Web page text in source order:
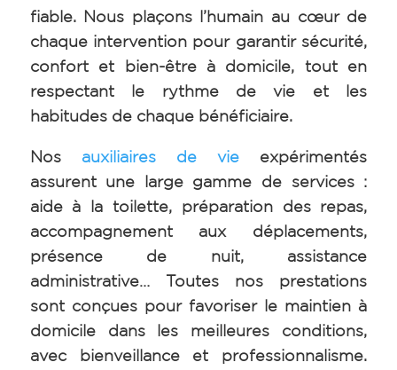
fiable. Nous plaçons l’humain au cœur de
chaque intervention pour garantir sécurité,
confort et bien-être à domicile, tout en
respectant le rythme de vie et les
habitudes de chaque bénéficiaire.
Nos auxiliaires de vie expérimentés
assurent une large gamme de services :
aide à la toilette, préparation des repas,
accompagnement aux déplacements,
présence de nuit, assistance
administrative… Toutes nos prestations
sont conçues pour favoriser le maintien à
domicile dans les meilleures conditions,
avec bienveillance et professionnalisme.